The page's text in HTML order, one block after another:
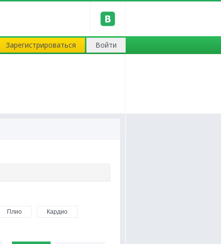
Войти
Зарегистрироваться
Плио Кардио